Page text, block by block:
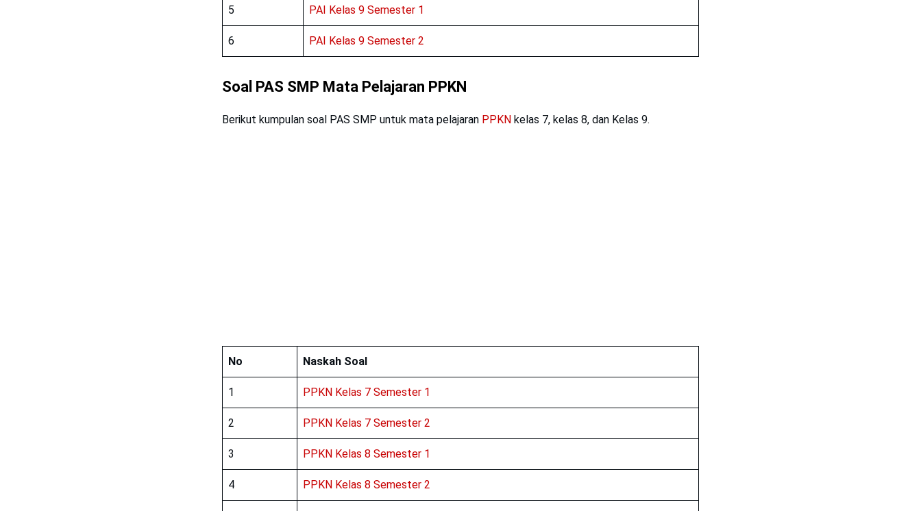
5 PAI Kelas 9 Semester 1
6 PAI Kelas 9 Semester 2
Soal PAS SMP Mata Pelajaran PPKN
Berikut kumpulan soal PAS SMP untuk mata pelajaran PPKN kelas 7, kelas 8, dan Kelas 9.
No Naskah Soal
1 PPKN Kelas 7 Semester 1
2 PPKN Kelas 7 Semester 2
3 PPKN Kelas 8 Semester 1
4 PPKN Kelas 8 Semester 2